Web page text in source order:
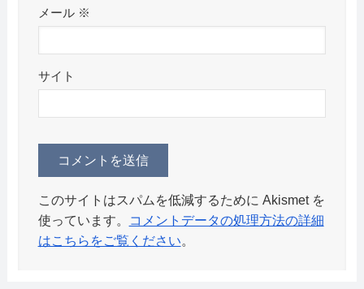
メール ※
サイト
このサイトはスパムを低減するために Akismet を
使っています。
コメントデータの処理方法の詳細
はこちらをご覧ください。